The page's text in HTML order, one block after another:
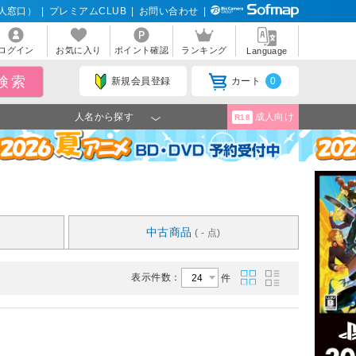
窓口） プレミアムCLUB お問い合わせ
グイン お気に入り ポイント確認 ランキング Language
新規会員登録 カート 0
人名から探す R18 成人向け
中古商品 ( - 点)
表示件数： 件